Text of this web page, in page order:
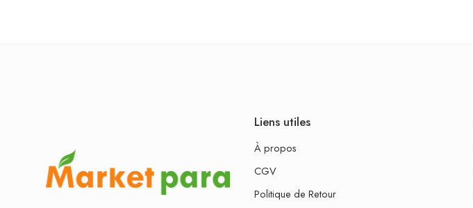
Liens utiles
À propos
CGV
Politique de Retour